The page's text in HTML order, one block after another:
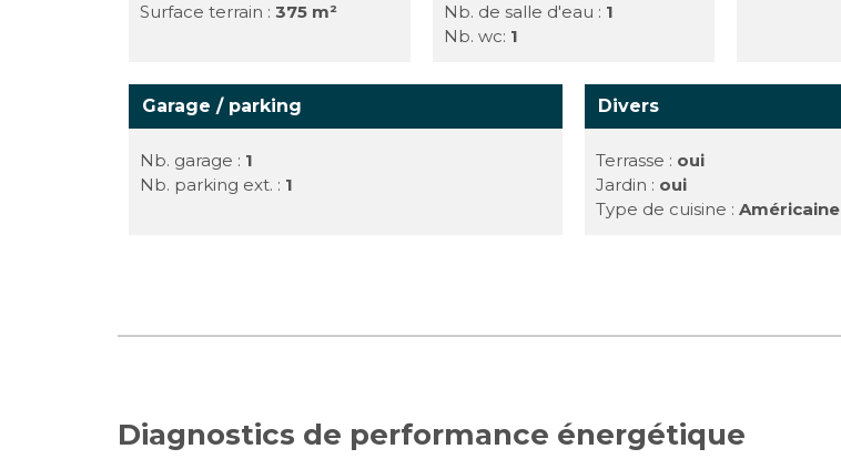
Surface terrain :375 m²
Nb. de salle d'eau : 1
Nb. wc: 1
Garage / parking
Nb. garage : 1
Nb. parking ext. : 1
Divers
Terrasse : oui
Jardin : oui
Type de cuisine : Américaine
Diagnostics de performance énergétique